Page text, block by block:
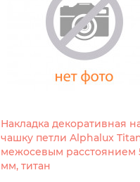
Накладка декоративная
чашку петли Alphalux
межосевым расстоянием
мм, титан